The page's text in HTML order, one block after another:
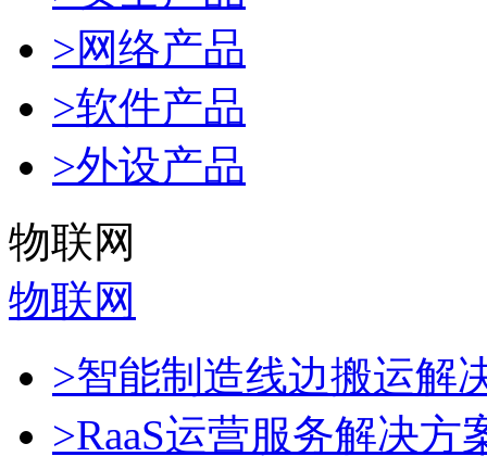
>网络产品
>软件产品
>外设产品
物联网
物联网
>智能制造线边搬运解
>RaaS运营服务解决方